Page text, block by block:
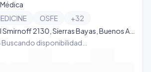
OSFE +32
Buscando disponibilidad…